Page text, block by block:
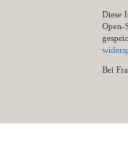
Diese
Open-
Bei